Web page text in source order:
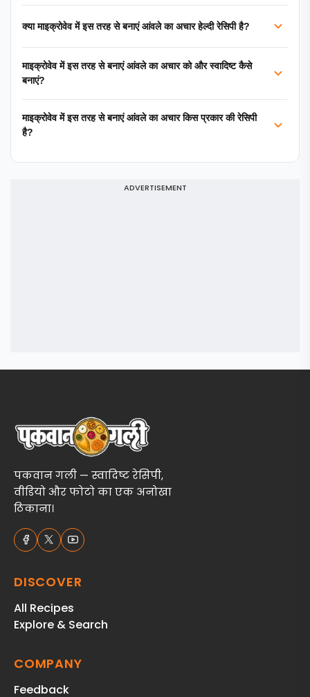
क्या माइक्रोवेव में इस तरह से बनाएं आंवले का अचार हेल्दी रेसिपी है?
माइक्रोवेव में इस तरह से बनाएं आंवले का अचार को और स्वादिष्ट कैसे
बनाएं?
माइक्रोवेव में इस तरह से बनाएं आंवले का अचार किस प्रकार की रेसिपी
है?
ADVERTISEMENT
पकवान गली — स्वादिष्ट रेसिपी,
वीडियो और फोटो का एक अनोखा
ठिकाना।
DISCOVER
All Recipes
Explore & Search
COMPANY
Feedback